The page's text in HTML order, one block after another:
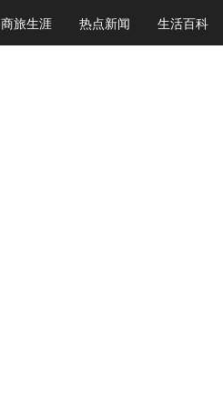
商旅生涯 热点新闻 生活百科